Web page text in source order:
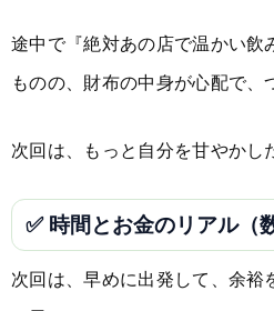
途中で『絶対あの店で温かい飲
ものの、財布の中身が心配で、
次回は、もっと自分を甘やかし
✅ 時間とお金のリアル（
次回は、早めに出発して、余裕